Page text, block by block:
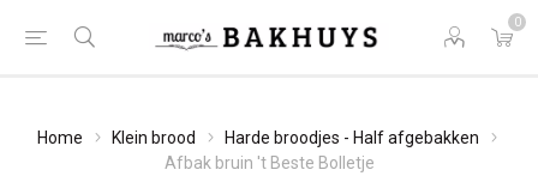
0
Home Klein brood
Harde broodjes - Half afgebakken
Afbak bruin 't Beste Bolletje